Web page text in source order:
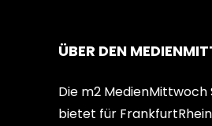
ÜBER DEN
Die m2 MedienMittwoch
bietet für